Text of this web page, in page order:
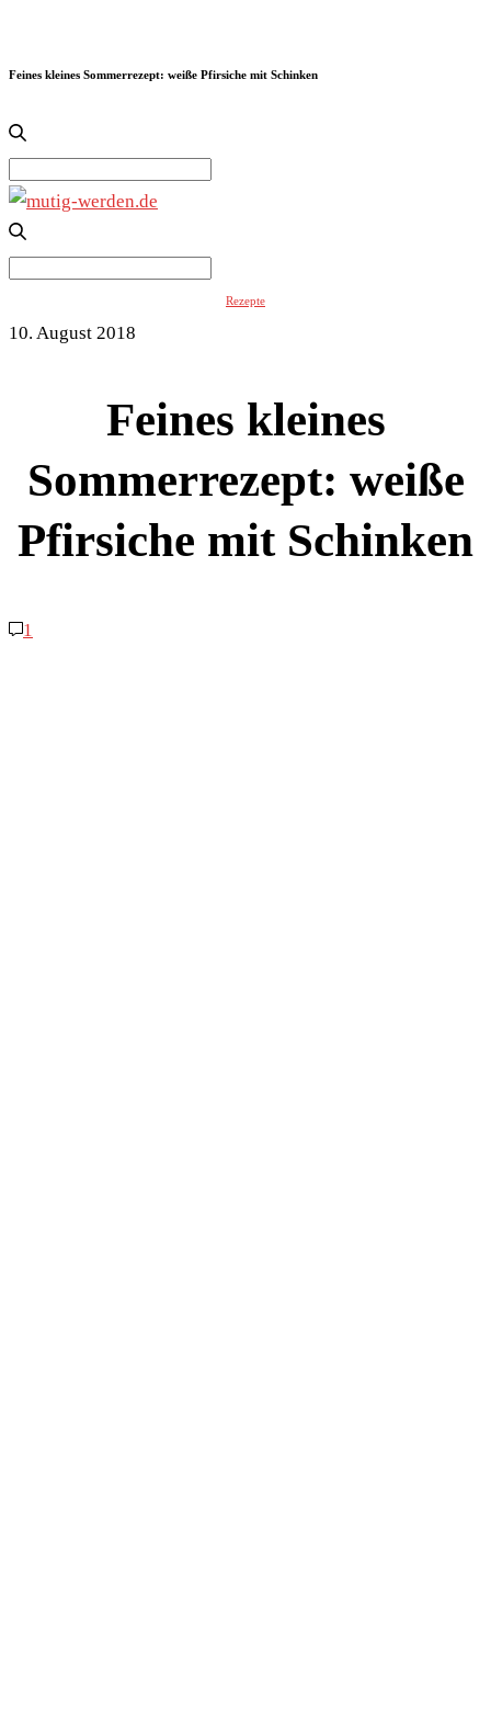
Feines kleines Sommerrezept: weiße Pfirsiche mit Schinken
for:
Rezepte
10. August 2018
Feines kleines
Sommerrezept: weiße
Pfirsiche mit Schinken
1